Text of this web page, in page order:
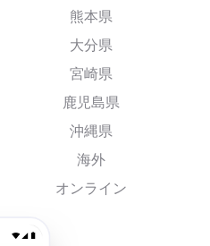
熊本県
大分県
宮崎県
鹿児島県
沖縄県
海外
オンライン